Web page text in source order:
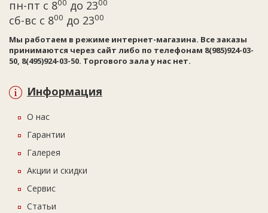
пн-пт с 800 до 2300
сб-вс с 800 до 2300
Мы работаем в режиме интернет-магазина. Все заказы
принимаются через сайт либо по телефонам 8(985)924-03-
50, 8(495)924-03-50. Торгового зала у нас нет.
Информация
О нас
Гарантии
Галерея
Акции и скидки
Сервис
Статьи